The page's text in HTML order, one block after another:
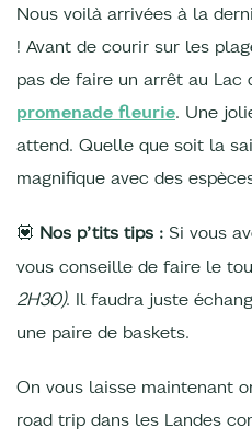
Nous voilà arrivées à la
! Avant de courir sur les
pas de faire un arrêt au Lac
promenade fleurie. Une
attend. Quelle que soit la
magnifique avec des
💟 Nos p’tits tips : Si vous
vous conseille de faire le
2H30). Il faudra juste
une paire de baskets.
On vous laisse maintenant
road trip dans les Landes